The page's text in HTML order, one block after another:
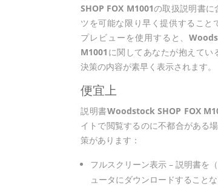
SHOP FOX M1001の取扱説明書に
ツを可能な限り早く提供すること
プレビューを使用すると、
M1001 に関してあなたが抱えてい
決策の内容が素早く表示されます。
便宜上
説明書Woodstock SHOP FOX
イトで閲覧するのに不都合がある
策があります：
フルスクリーン表示 – 説明書を
ュータにダウンロードすること